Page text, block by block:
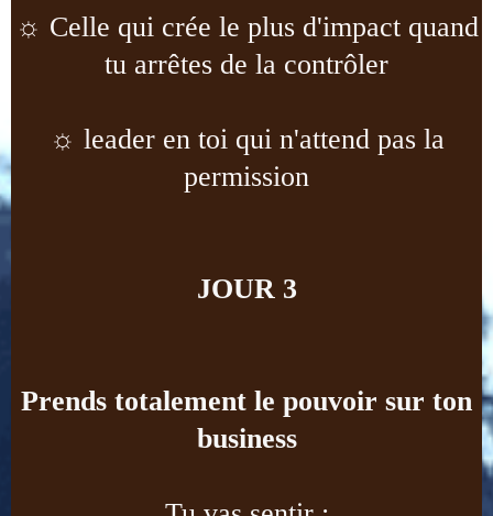
☼ Celle qui crée le plus d'impact quand
tu arrêtes de la contrôler
☼ leader en toi qui n'attend pas la
permission
JOUR 3
Prends totalement le pouvoir sur ton
business